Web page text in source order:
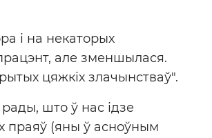
і на некаторых
але зменшылася.
цяжкіх злачынстваў".
што ў нас ідзе
праяў (яны ў асноўным